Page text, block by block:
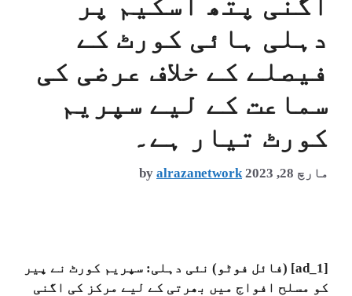
دہلی ہائی کورٹ کے
فیصلے کے خلاف عرضی کی
سماعت کے لیے سپریم
کورٹ تیار ہے۔
مارچ 28, 2023 by alrazanetwork
[ad_1] (فائل فوٹو) نئی دہلی: سپریم کورٹ نے پیر
کو مسلح افواج میں بھرتی کے لیے مرکز کی اگنی